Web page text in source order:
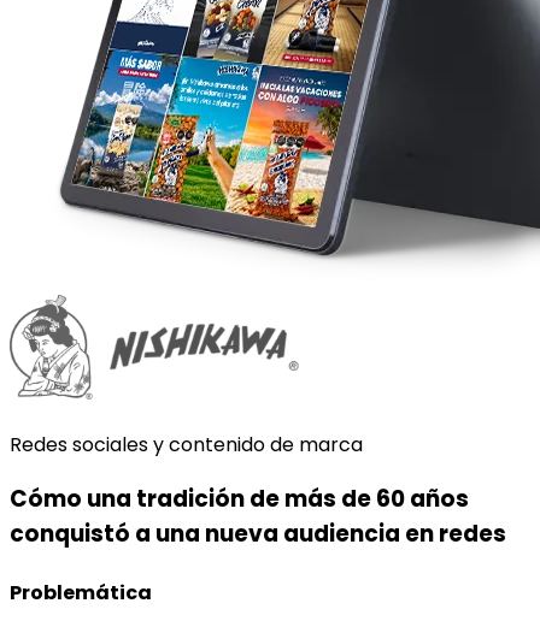
Redes sociales y contenido de marca
Cómo una tradición de más de 60 años
conquistó a una nueva audiencia en redes
Problemática